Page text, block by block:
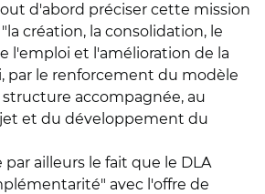
d'abord préciser cette mission
création, la consolidation, le
l'emploi et l'amélioration de la
par le renforcement du modèle
accompagnée, au
et du développement du
ailleurs le fait que le DLA
avec l'offre de